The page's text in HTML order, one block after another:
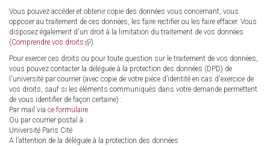
Vous pouvez accéder et obtenir copie des données vous concernant, vous
opposer au traitement de ces données, les faire rectifier ou les faire effacer. Vous
disposez également d'un droit à la limitation du traitement de vos données
(Comprendre vos droits (link
external)
).
Pour exercer ces droits ou pour toute question sur le traitement de vos données,
vous pouvez contacter la déléguée à la protection des données (DPD) de
l'université par courrier (avec copie de votre pièce d’identité en cas d'exercice de
vos droits, sauf si les éléments communiqués dans votre demande permettent
de vous identifier de façon certaine) :
Par mail via ce formulaire
Ou par courrier postal à :
Université Paris Cité
A l’attention de la déléguée à la protection des données